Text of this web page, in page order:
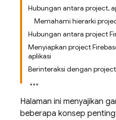
Hubungan antara project,
Memahami hierarki
Hubungan antara project
Menyiapkan project
aplikasi
Berinteraksi dengan
Halaman ini menyajikan
beberapa konsep